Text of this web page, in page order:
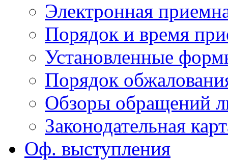
Электронная
Порядок и время
Установленные
Порядок
Обзоры обращений
Законодательная
Оф. выступления